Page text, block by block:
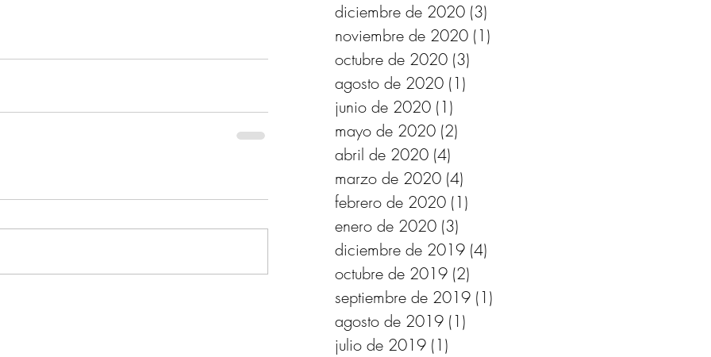
diciembre de 2020 (3)
noviembre de 2020 (1)
octubre de 2020 (3)
agosto de 2020 (1)
junio de 2020 (1)
mayo de 2020 (2)
abril de 2020 (4)
marzo de 2020 (4)
febrero de 2020 (1)
enero de 2020 (3)
diciembre de 2019 (4)
octubre de 2019 (2)
septiembre de 2019 (1)
agosto de 2019 (1)
julio de 2019 (1)